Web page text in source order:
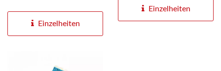
werkzeuglose Alternative...
Einzelheiten
Einzelheiten